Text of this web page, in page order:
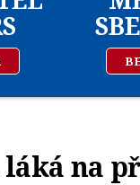
láká na